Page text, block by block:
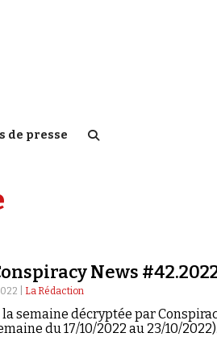
de presse
News
| La Rédaction
semaine décryptée par
du 17/10/2022 au 23/10/